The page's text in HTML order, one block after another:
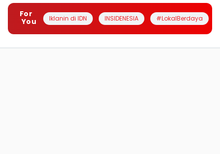
For
You
Iklanin di IDN INSIDENESIA #LokalBerdaya